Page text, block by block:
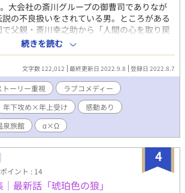
大会社の斎川グループの御曹司でありなが
の不良扱いをされている男。ところがある
父親・斎川幸之助から「人間の心を取り戻
いけ」と勘当を言い渡される。 けれど虎之助
、都内では仕事が一切見付かれない状態で
て仕事を探していた虎之助は『嘉生館』とい
ルバイトを発見。 住み家も食事も提供され
れる旅館のバイトは、この時の虎之助には
その仕事に乗った虎之助は、Ωなのにも関わ
して働く穂波操に出逢い………？？ 性
は運命の番的な要素は無く、割とストレ
なります。 この物語はフィクションで
んでいただける方がおりましたら、何卒宜
続きを読む
文字数 122,012 最終更新日 2022.9.8 登録日 2022.8.7
トーリー重視
ラブコメディー
年下攻め×年上受け
感動あり
泉旅館 α×Ω
4
イント : 14
｜最新話「琥珀色の狼」